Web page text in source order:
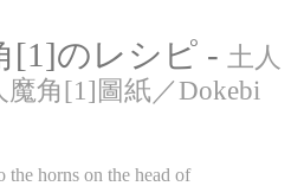
[1]のレシピ - 土人
角[1]圖紙／Dokebi
the horns on the head of